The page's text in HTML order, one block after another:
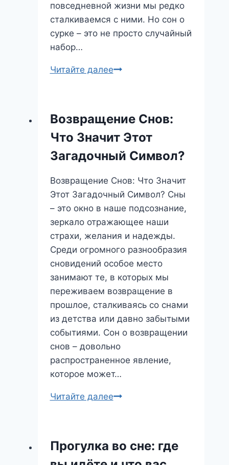
повседневной жизни мы редко
сталкиваемся с ними. Но сон о
сурке – это не просто случайный
набор…
Читайте далееСурок
он
предвещает
и
уроки
стоит
извлечь?
Возвращение Снов:
Что Значит Этот
Загадочный Символ?
Возвращение Снов: Что Значит
Этот Загадочный Символ? Сны
– это окно в наше подсознание,
зеркало отражающее наши
страхи, желания и надежды.
Среди огромного разнообразия
сновидений особое место
занимают те, в которых мы
переживаем возвращение в
прошлое, сталкиваясь со снами
из детства или давно забытыми
событиями. Сон о возвращении
снов – довольно
распространенное явление,
которое может…
Читайте далееВозвращение
Этот
Прогулка во сне: где